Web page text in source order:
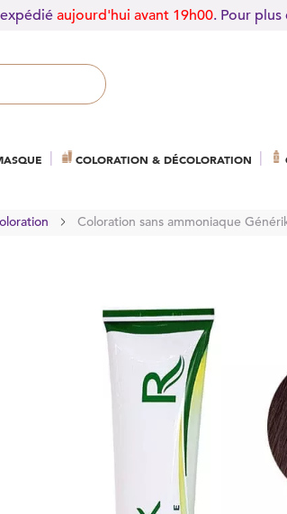
aujourd'hui avant 19h00. Pour
COLORATION & DÉCOLORATION
Coloration sans ammoniaque